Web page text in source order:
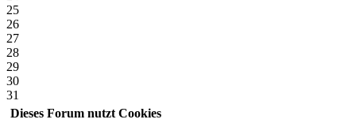
25
26
27
28
29
30
31
Dieses Forum nutzt Cookies